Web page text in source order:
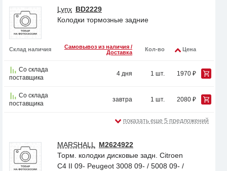
Lynx BD2229
Колодки тормозные задние
Склад наличия
Самовывоз из наличия /
Доставка
Кол-во Цена
Со склада
поставщика
4 дня 1 шт. 1970 ₽
Со склада
поставщика
завтра 1 шт. 2080 ₽
показать еще 5 предложений
MARSHALL
M2624922
Торм. колодки дисковые задн. Citroen
C4 II 09- Peugeot 3008 09- / 5008 09- /